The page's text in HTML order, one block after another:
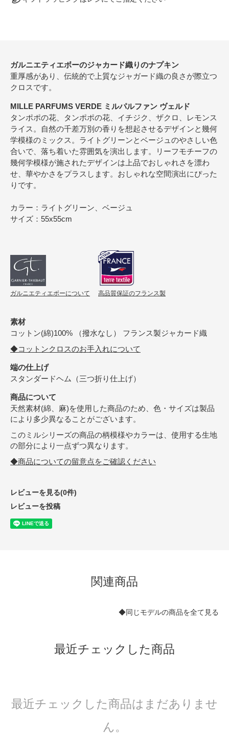
ガルニエティエボーのジャカード織りのナプキン
重厚感があり、伝統的で上質なジャガード織の良さが際立つ
クロスです。
MILLE PARFUMS VERDE ミルパルファン ヴェルド
タンポポの花、タンポポの花、イチジク、ザクロ、レモンス
ライス。自然の千差万別の香りを想起させるデザインと幾何
学模様のミックス。ライトグリーンとベージュのやさしい色
合いで、落ち着いた雰囲気を演出します。リーフモチーフの
幾何学模様が施されたデザインは上品でおしゃれさを漂わ
せ、華やかさをプラスします。おしゃれな空間演出にぴった
りです。
カラー：ライトグリーン、ベージュ
サイズ：55x55cm
ガルニエティエボーについて 高品質保証のフランス製
素材
コットン(綿)100% （撥水なし） フランス製ジャカード織
◆コットンクロスのお手入れについて
端の仕上げ
スタンダードヘム（三つ折り仕上げ）
商品について
天然素材(綿、麻)を使用した商品のため、色・サイズは製品
により多少異なることがございます。
このミルシリーズの商品の柄模様やカラーは、使用する生地
の部分により一点ずつ異なります。
◆商品についての留意点をご確認ください
レビューを見る(0件)
レビューを投稿
関連商品
◆同じモデルの商品を全て見る
最近チェックした商品
最近チェックした商品はまだありませ
ん。